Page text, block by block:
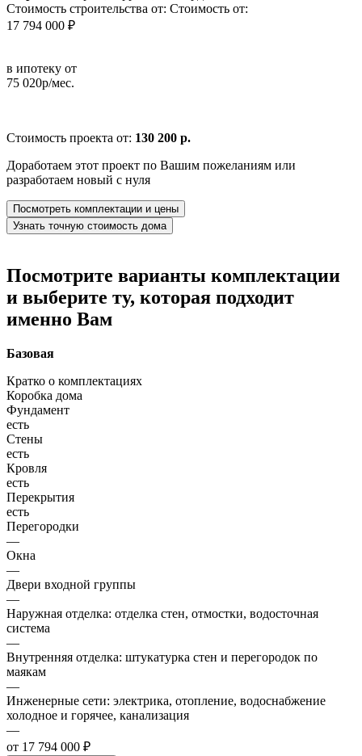
Стоимость строительства от: Стоимость от:
17 794 000 ₽
в ипотеку от
75 020р/мес.
Стоимость проекта от: 130 200 р.
Доработаем этот проект по Вашим пожеланиям или
разработаем новый с нуля
Посмотреть комплектации и цены
Узнать точную стоимость дома
Посмотрите варианты комплектации
и выберите ту, которая подходит
именно Вам
Базовая
Кратко о комплектациях
Коробка дома
Фундамент
есть
Стены
есть
Кровля
есть
Перекрытия
есть
Перегородки
—
Окна
—
Двери входной группы
—
Наружная отделка: отделка стен, отмостки, водосточная
система
—
Внутренняя отделка: штукатурка стен и перегородок по
маякам
—
Инженерные сети: электрика, отопление, водоснабжение
холодное и горячее, канализация
—
от 17 794 000 ₽